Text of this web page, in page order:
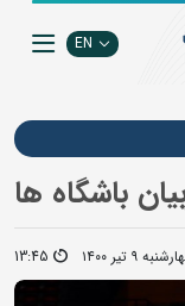
EN
باشگاه ها
۹ تیر ۱۴۰۰ 13:45